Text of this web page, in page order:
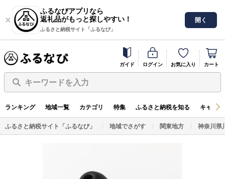
ふるなびアプリなら
返礼品がもっと探しやすい！
ふるさと納税サイト「ふるなび」
開く
ガイド ログイン お気に入り カート
キーワードを入力
ランキング 地域一覧 カテゴリ 特集 ふるさと納税を知る キャン
ふるさと納税サイト「ふるなび」 地域でさがす 関東地方 神奈川県